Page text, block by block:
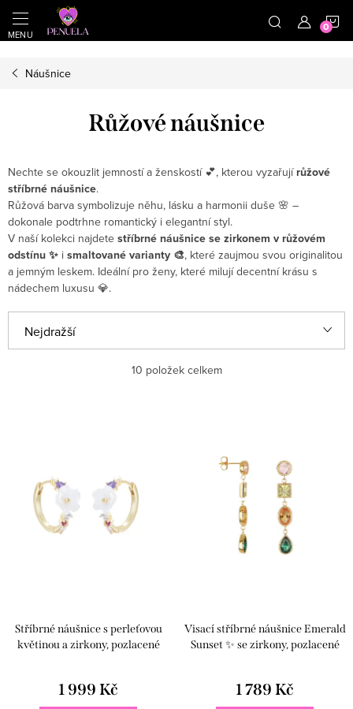
https://cz.pinterest.com/shoppenuela/
Přejít na obsah
Náušnice
Růžové náušnice
Nechte se okouzlit jemností a ženskostí 💕, kterou vyzařují růžové
stříbrné náušnice.
Růžová barva symbolizuje něhu, lásku a harmonii duše 🌸 –
dokonale podtrhne romantický i elegantní styl.
V naší kolekci najdete stříbrné náušnice se zirkonem v růžovém
odstínu ✨ i smaltované varianty 🎨, které zaujmou svou originalitou
a jemným leskem. Ideální pro ženy, které milují decentní krásu s
nádechem luxusu 💎.
Řazení produktů
Nejdražší
10 položek celkem
Stříbrné náušnice s perleťovou
květinou a zirkony, pozlacené
1 999 Kč
Visací stříbrné náušnice Emerald
Sunset ✨ se zirkony, pozlacené
1 789 Kč